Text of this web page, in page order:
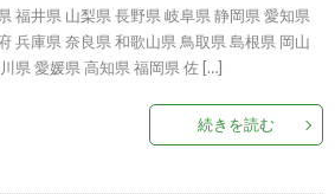
福井県 山梨県 長野県 岐阜県 静岡県 愛知県
兵庫県 奈良県 和歌山県 鳥取県 島根県 岡山
県 愛媛県 高知県 福岡県 佐 […]
続きを読む